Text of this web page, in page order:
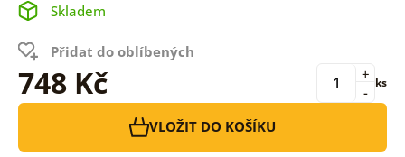
Skladem
Přidat do oblíbených
748 Kč -
+ ks
VLOŽIT DO KOŠÍKU